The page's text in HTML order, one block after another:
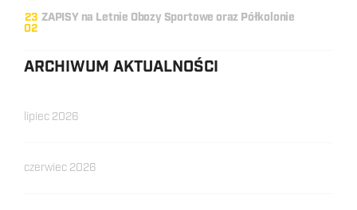
23
02
ZAPISY na Letnie Obozy Sportowe oraz Półkolonie
ARCHIWUM AKTUALNOŚCI
lipiec 2026
czerwiec 2026